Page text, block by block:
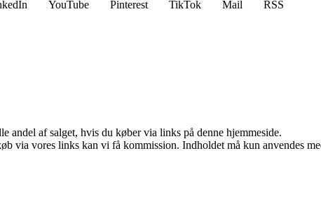
YouTube Pinterest TikTok Mail
RSS
andel af salget, hvis du køber via links på denne hjemmeside.
via vores links kan vi få kommission. Indholdet må kun anvendes